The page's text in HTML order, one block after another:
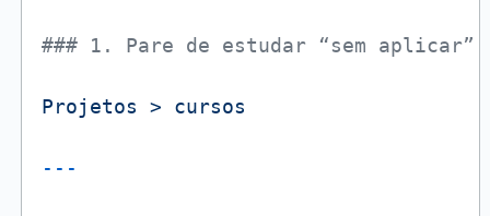
### 1. Pare de estudar “sem aplicar”
Projetos > cursos